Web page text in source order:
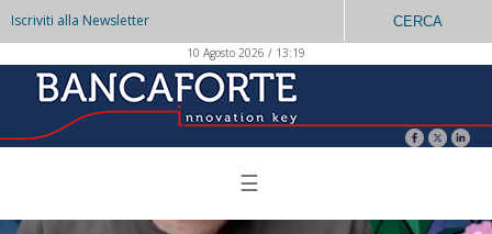
Iscriviti alla Newsletter CERCA
10 Agosto 2026 / 13:19
☰